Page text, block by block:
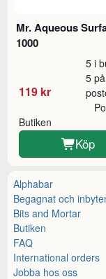
Mr. Aqueous
1000
119 kr
5 i
5 på
Butiken
Köp
Alphabar
Begagnat och
Bits and Mortar
Butiken
FAQ
International orders
Jobba hos oss